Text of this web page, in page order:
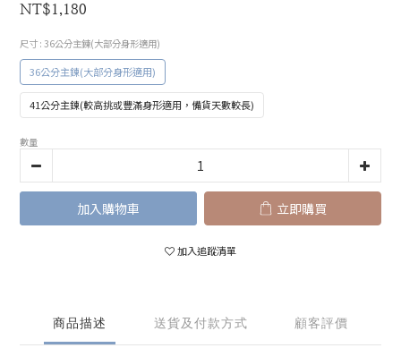
NT$1,180
尺寸 : 36公分主鍊(大部分身形適用)
36公分主鍊(大部分身形適用)
41公分主鍊(較高挑或豐滿身形適用，備貨天數較長)
數量
加入購物車 立即購買
加入追蹤清單
商品描述 送貨及付款方式 顧客評價